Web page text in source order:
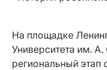
На площадке
Университета им.
региональный этап